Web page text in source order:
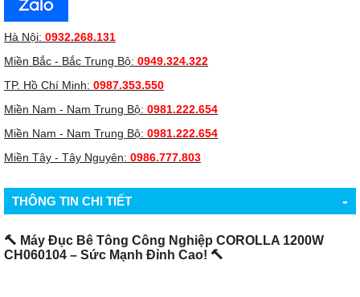
Hà Nội: 0932.268.131
Miền Bắc - Bắc Trung Bộ: 0949.324.322
TP. Hồ Chí Minh: 0987.353.550
Miền Nam - Nam Trung Bộ: 0981.222.654
Miền Nam - Nam Trung Bộ: 0981.222.654
Miền Tây - Tây Nguyên: 0986.777.803
THÔNG TIN CHI TIẾT -
🔨 Máy Đục Bê Tông Công Nghiệp COROLLA 1200W
CH060104 – Sức Mạnh Đỉnh Cao! 🔨